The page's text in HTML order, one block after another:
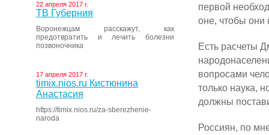
22 апреля 2017 г.
ТВ Губерния
Воронежцам расскажут, как
предотвратить и лечить болезни
позвоночника
17 апреля 2017 г.
timix.nios.ru Кистюнина
Анастасия
https://timix.nios.ru/za-sberezhenie-
naroda
первой
оне, чтобы они
Есть расчеты
вопросами
толь­ко наука,
должны
Россиян, по